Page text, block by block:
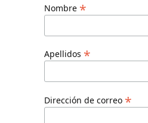
Nombre *
Apellidos *
Dirección de correo *